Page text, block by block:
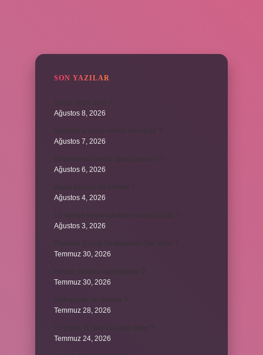
SON YAZILAR
Ağustos 8, 2026
Ağustos 7, 2026
Ağustos 6, 2026
Ağustos 4, 2026
Ağustos 3, 2026
Temmuz 30, 2026
Temmuz 30, 2026
Temmuz 28, 2026
Temmuz 24, 2026